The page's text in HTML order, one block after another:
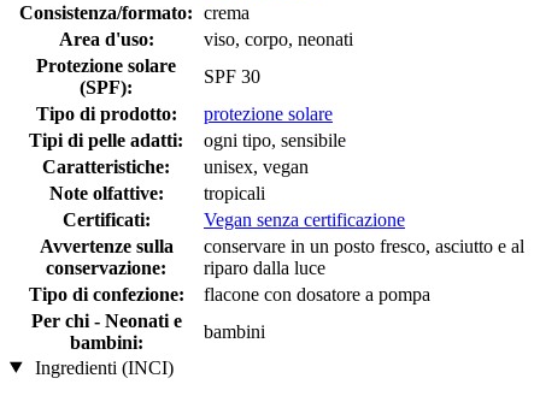
Consistenza/formato: crema
Area d'uso:
viso, corpo, neonati
Protezione solare
(SPF):
SPF 30
Tipo di prodotto:
protezione solare
Tipi di pelle adatti:
ogni tipo, sensibile
Caratteristiche:
unisex, vegan
Note olfattive:
tropicali
Certificati:
Vegan senza certificazione
Avvertenze sulla
conservazione:
conservare in un posto fresco, asciutto e al
riparo dalla luce
Tipo di confezione:
flacone con dosatore a pompa
Per chi - Neonati e
bambini:
bambini
Ingredienti (INCI)